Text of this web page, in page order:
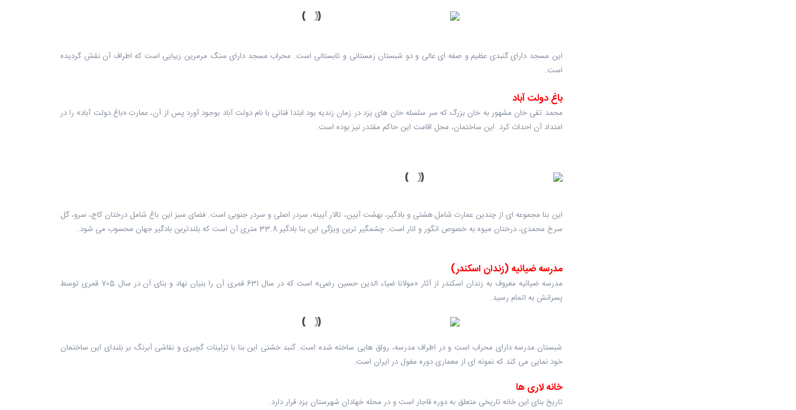
این مسجد دارای گنبدی عظیم و صفه ای عالی و دو شبستان زمستانی و تابستانی است. محراب مسجد دارای سنگ مرمرین زیبایی است که اطراف آن نقش گردیده
است.
باغ دولت آباد
محمد تقی خان مشهور به خان بزرگ که سر سلسله خان های یزد در زمان زندیه بود ابتدا قناتی با نام دولت آباد بوجود آورد پس از آن، عمارت «باغ دولت آباد» را در
امتداد آن احداث کرد. این ساختمان، محل اقامت این حاکم مقتدر نیز بوده است.
این بنا مجموعه ای از چندین عمارت شامل:هشتی و بادگیر، بهشت آیین، تالار آیینه، سردر اصلی و سردر جنوبی است. فضای سبز این باغ شامل درختان کاج، سرو، گل
سرخ محمدی، درختان میوه به خصوص انگور و انار است. چشمگیر ترین ویژگی این بنا بادگیر 33.8 متری آن است که بلندترین بادگیر جهان محسوب می شود.
مدرسه ضیائیه (زندان اسکندر)
مدرسه ضیائیه معروف به زندان اسکندر از آثار «مولانا ضیاء الدین حسین رضی» است که در سال 631 قمری آن را بنیان نهاد و بنای آن در سال 705 قمری توسط
پسرانش به اتمام رسید.
شبستان مدرسه دارای محراب است و در اطراف مدرسه، رواق هایی ساخته شده است. گنبد خشتی این بنا با تزئینات گچبری و نقاشی آبرنگ بر بلندای این ساختمان
خود نمایی می کند که نمونه ای از معماری دوره مغول در ایران است.
خانه لاری ها
تاریخ بنای این خانه تاریخی متعلق به دوره قاجار است و در محله خهادان شهرستان یزد قرار دارد.